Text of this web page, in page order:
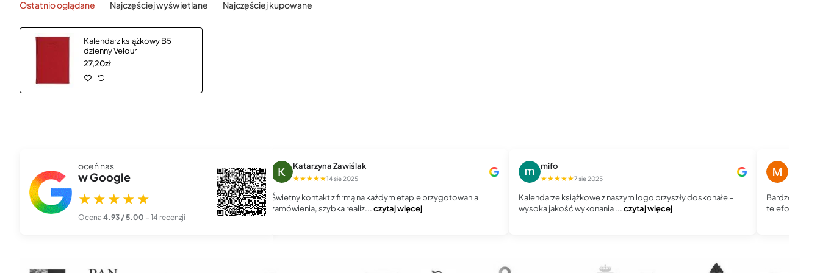
Ostatnio oglądane Najczęściej wyświetlane Najczęściej kupowane
Kalendarz książkowy B5
dzienny Velour
27,20zł
oceń nas
w Google
★★★★★
Ocena 4.93 / 5.00 – 14 recenzji
szef00l 666
★★★★★27 lis 2025
Piękna, profesjonalna robota. Zamówiłem kalendarze z logo
firmy i przyszły dokła...
Katarzyna Zawiślak
★★★★★14 sie 2025
Świetny kontakt z firmą na każdym etapie przygotowania
zamówienia, szybka realiz...czytaj więcej
mifo
★★★★★7 sie 2025
Kalendarze książkowe z naszym logo przyszły doskonałe –
wysoka jakość wykonania ...czytaj więcej
Bardzo dobry
telefoniczny,